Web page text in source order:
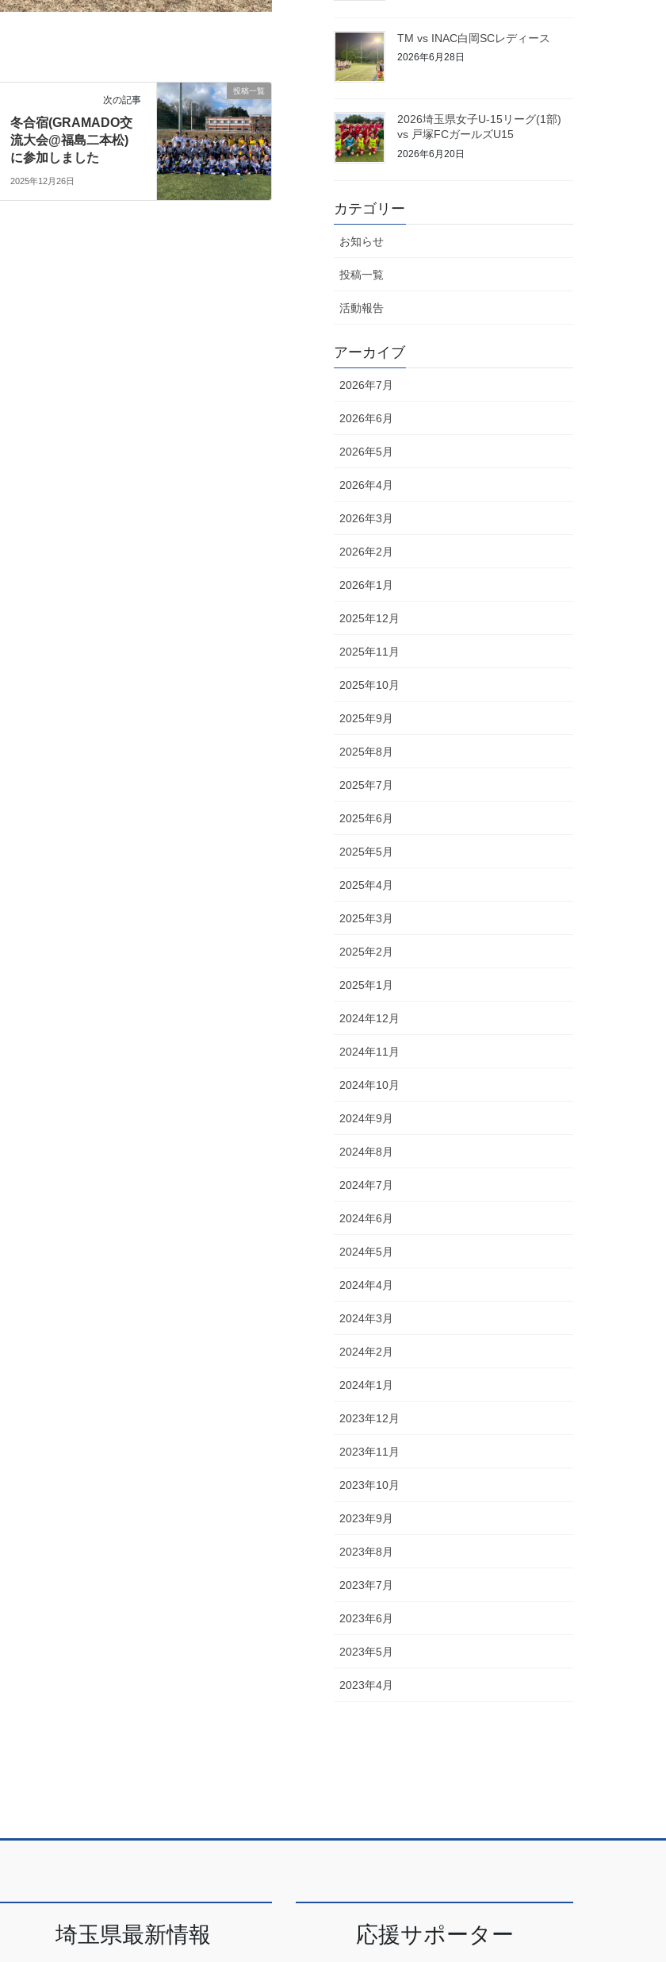
投稿一覧
次の記事
冬合宿(GRAMADO交
流大会@福島二本松)
に参加しました
2025年12月26日
TM vs INAC白岡SCレディース
2026年6月28日
2026埼玉県女子U-15リーグ(1部)
vs 戸塚FCガールズU15
2026年6月20日
カテゴリー
お知らせ
投稿一覧
活動報告
アーカイブ
2026年7月
2026年6月
2026年5月
2026年4月
2026年3月
2026年2月
2026年1月
2025年12月
2025年11月
2025年10月
2025年9月
2025年8月
2025年7月
2025年6月
2025年5月
2025年4月
2025年3月
2025年2月
2025年1月
2024年12月
2024年11月
2024年10月
2024年9月
2024年8月
2024年7月
2024年6月
2024年5月
2024年4月
2024年3月
2024年2月
2024年1月
2023年12月
2023年11月
2023年10月
2023年9月
2023年8月
2023年7月
2023年6月
2023年5月
2023年4月
埼玉県最新情報 応援サポーター